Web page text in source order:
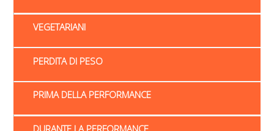
VEGETARIANI
PERDITA DI PESO
PRIMA DELLA PERFORMANCE